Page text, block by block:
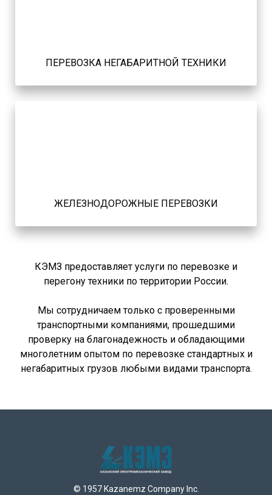
ПЕРЕВОЗКА НЕГАБАРИТНОЙ ТЕХНИКИ
ЖЕЛЕЗНОДОРОЖНЫЕ ПЕРЕВОЗКИ
КЭМЗ предоставляет услуги по перевозке и
перегону техники по территории России.
Мы сотрудничаем только с проверенными
транспортными компаниями, прошедшими
проверку на благонадежность и обладающими
многолетним опытом по перевозке стандартных и
негабаритных грузов любыми видами транспорта.
© 1957 Kazanemz Company Inc.